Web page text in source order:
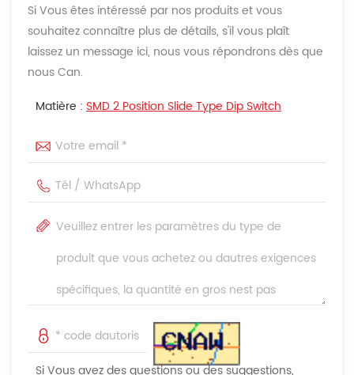
Si Vous êtes intéressé par nos produits et vous
souhaitez connaître plus de détails, s'il vous plaît
laissez un message ici, nous vous répondrons dès que
nous Can.
Matière : SMD 2 Position Slide Type Dip Switch
Si Vous avez des questions ou des suggestions,